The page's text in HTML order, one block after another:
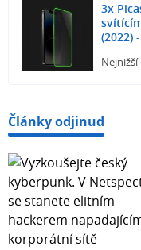
3x
(2022)
Nejnižší
Články odjinud